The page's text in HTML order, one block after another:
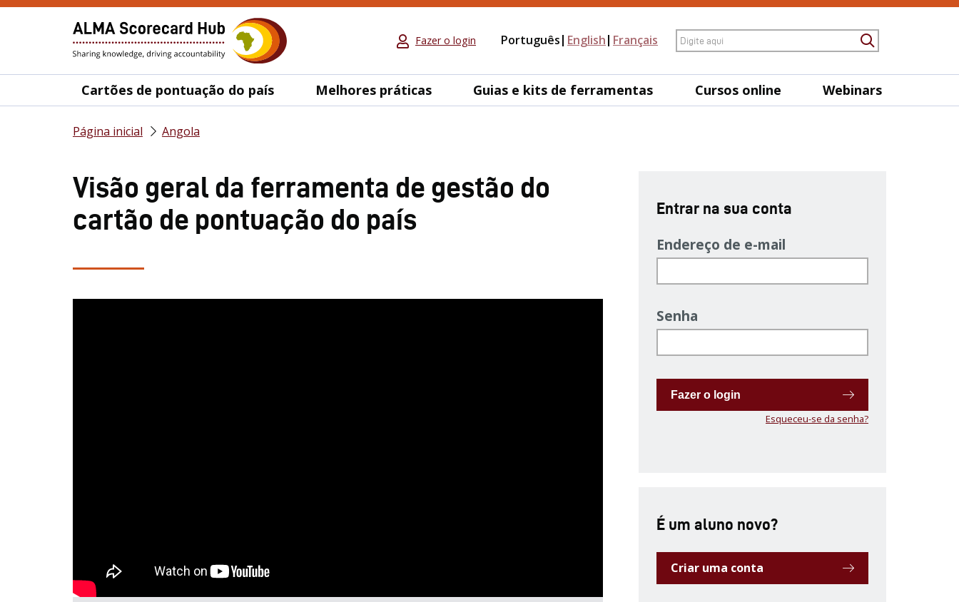
Fazer o login Português English Français Pesquisa
Cartões de pontuação do país Melhores práticas Guias e kits de ferramentas Cursos online Webinars
Página inicial Angola
Visão geral da ferramenta de gestão do
cartão de pontuação do país
Entrar na sua conta
Endereço de e-mail
Senha
Fazer o login
Esqueceu-se da senha?
É um aluno novo?
Criar uma conta